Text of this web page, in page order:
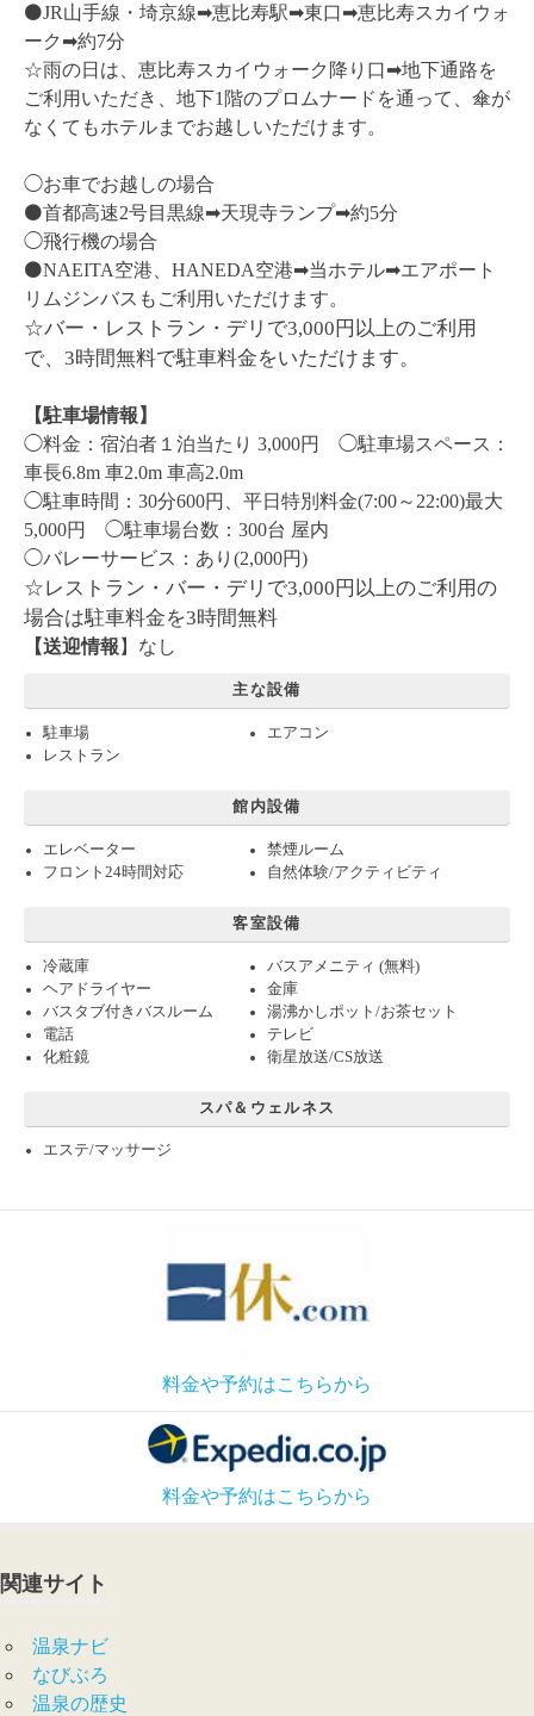
⚫️JR山手線・埼京線➡︎恵比寿駅➡︎東口➡︎恵比寿スカイウォ
ーク➡︎約7分
☆雨の日は、恵比寿スカイウォーク降り口➡︎地下通路を
ご利用いただき、地下1階のプロムナードを通って、傘が
なくてもホテルまでお越しいただけます。
◯お車でお越しの場合
⚫️首都高速2号目黒線➡︎天現寺ランプ➡︎約5分
◯飛行機の場合
⚫️NAEITA空港、HANEDA空港➡︎当ホテル➡︎エアポート
リムジンバスもご利用いただけます。
☆バー・レストラン・デリで3,000円以上のご利用
で、3時間無料で駐車料金をいただけます。
【駐車場情報】
◯料金：宿泊者１泊当たり 3,000円 ◯駐車場スペース：
車長6.8m 車2.0m 車高2.0m
◯駐車時間：30分600円、平日特別料金(7:00～22:00)最大
5,000円 ◯駐車場台数：300台 屋内
◯バレーサービス：あり(2,000円)
☆レストラン・バー・デリで3,000円以上のご利用の
場合は駐車料金を3時間無料
【送迎情報 】なし
主な設備
駐車場
エアコン
レストラン
館内設備
エレベーター
禁煙ルーム
フロント24時間対応
自然体験/アクティビティ
客室設備
冷蔵庫
バスアメニティ (無料)
ヘアドライヤー
金庫
バスタブ付きバスルーム
湯沸かしポット/お茶セット
電話
テレビ
化粧鏡
衛星放送/CS放送
スパ＆ウェルネス
エステ/マッサージ
料金や予約はこちらから
料金や予約はこちらから
関連サイト
温泉ナビ
なびぶろ
温泉の歴史